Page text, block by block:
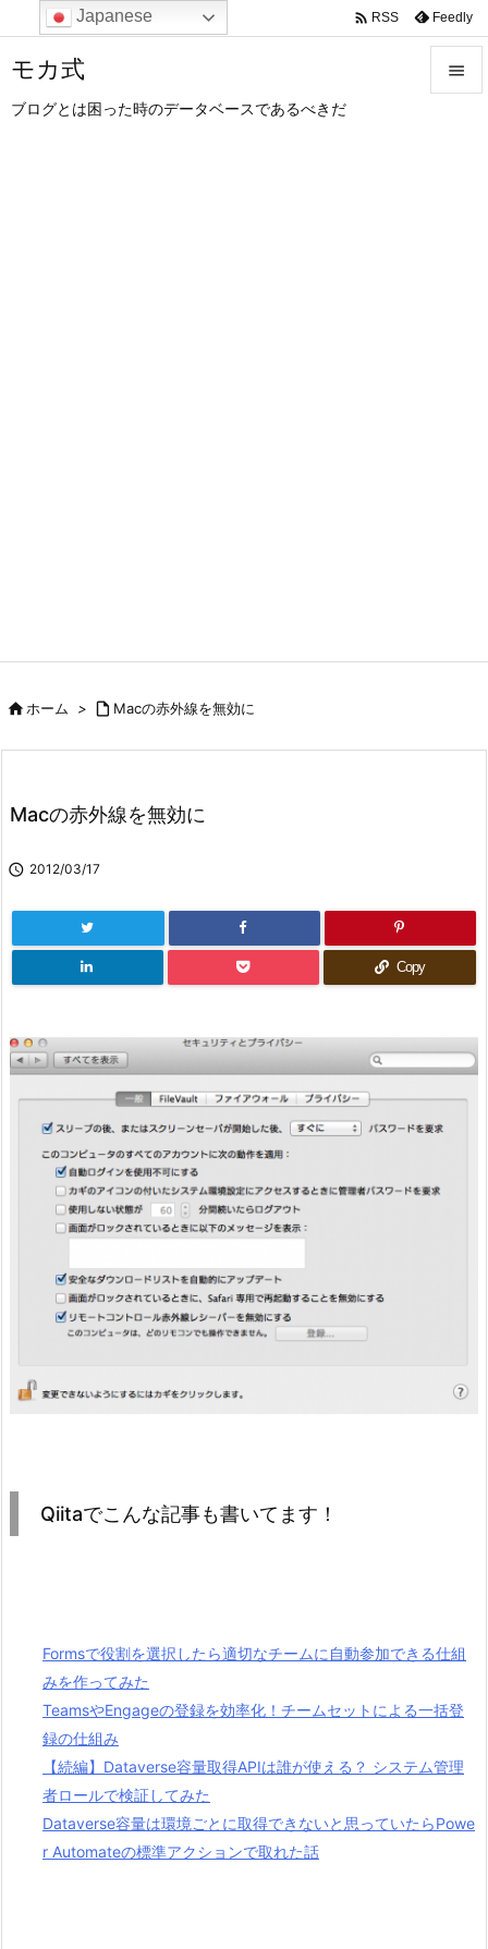
モカ式
ブログとは困った時のデータベースであるべきだ

 RSS Feedly
ホーム >  Macの赤外線を無効に
Macの赤外線を無効に
 2012/03/17
Copy
Qiitaでこんな記事も書いてます！
Formsで役割を選択したら適切なチームに自動参加できる仕組
みを作ってみた
TeamsやEngageの登録を効率化！チームセットによる一括登
録の仕組み
【続編】Dataverse容量取得APIは誰が使える？ システム管理
者ロールで検証してみた
Dataverse容量は環境ごとに取得できないと思っていたらPowe
r Automateの標準アクションで取れた話
Japanese